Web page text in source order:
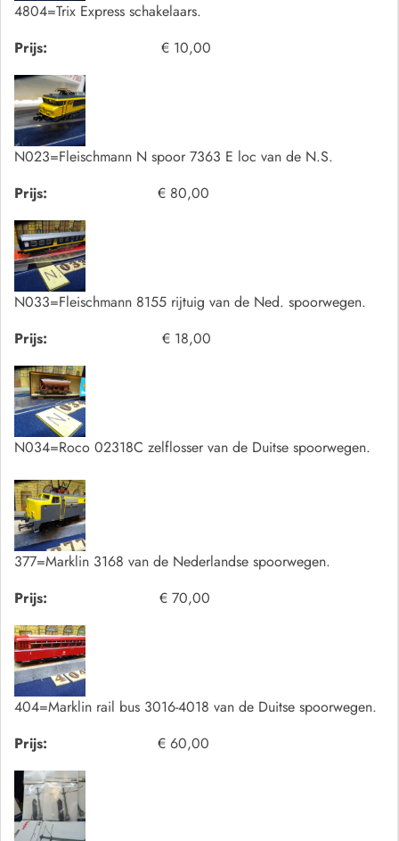
4804=Trix Express schakelaars.
Prijs:
€ 10,00
N023=Fleischmann N spoor 7363 E loc van de N.S.
Prijs:
€ 80,00
N033=Fleischmann 8155 rijtuig van de Ned. spoorwegen.
Prijs:
€ 18,00
N034=Roco 02318C zelflosser van de Duitse spoorwegen.
377=Marklin 3168 van de Nederlandse spoorwegen.
Prijs:
€ 70,00
404=Marklin rail bus 3016-4018 van de Duitse spoorwegen.
Prijs:
€ 60,00